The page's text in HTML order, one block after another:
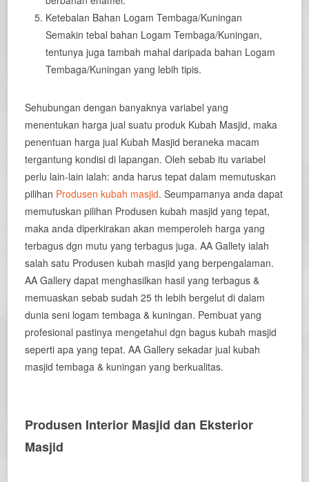
Ketebalan Bahan Logam Tembaga/Kuningan
Semakin tebal bahan Logam Tembaga/Kuningan,
tentunya juga tambah mahal daripada bahan Logam
Tembaga/Kuningan yang lebih tipis.
Sehubungan dengan banyaknya variabel yang
menentukan harga jual suatu produk Kubah Masjid, maka
penentuan harga jual Kubah Masjid beraneka macam
tergantung kondisi di lapangan. Oleh sebab itu variabel
perlu lain-lain ialah: anda harus tepat dalam memutuskan
pilihan Produsen kubah masjid. Seumpamanya anda dapat
memutuskan pilihan Produsen kubah masjid yang tepat,
maka anda diperkirakan akan memperoleh harga yang
terbagus dgn mutu yang terbagus juga. AA Gallety ialah
salah satu Produsen kubah masjid yang berpengalaman.
AA Gallery dapat menghasilkan hasil yang terbagus &
memuaskan sebab sudah 25 th lebih bergelut di dalam
dunia seni logam tembaga & kuningan. Pembuat yang
profesional pastinya mengetahui dgn bagus kubah masjid
seperti apa yang tepat. AA Gallery sekadar jual kubah
masjid tembaga & kuningan yang berkualitas.
Produsen Interior Masjid dan Eksterior
Masjid